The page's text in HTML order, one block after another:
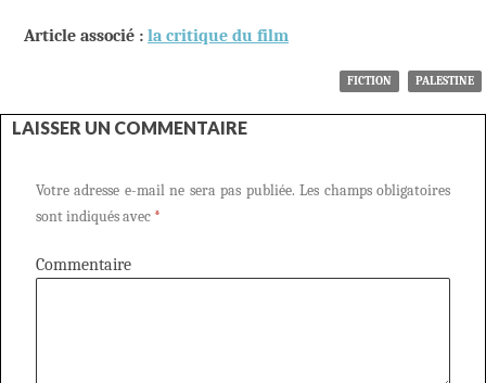
Article associé : la critique du film
FICTION PALESTINE
LAISSER UN COMMENTAIRE
Votre adresse e-mail ne sera pas publiée. Les champs obligatoires
sont indiqués avec *
Commentaire